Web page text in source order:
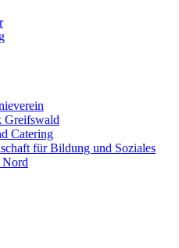
Greifswald
Catering
für Bildung und Soziales
Nord